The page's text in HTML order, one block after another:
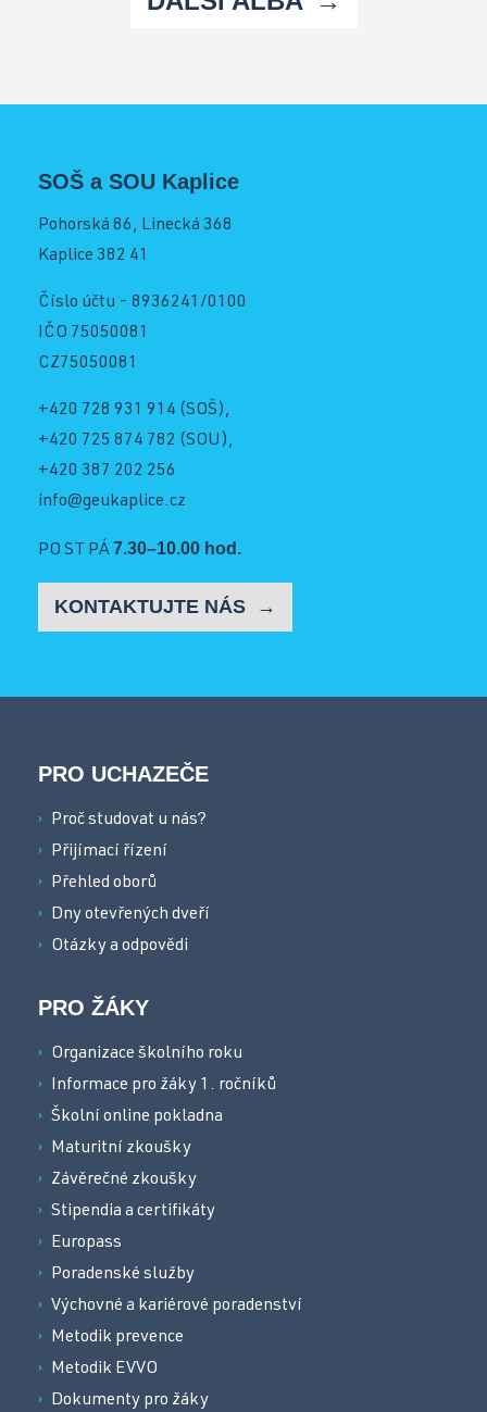
SOŠ a SOU Kaplice
Pohorská 86, Linecká 368
Kaplice 382 41
Číslo účtu - 8936241/0100
IČO 75050081
CZ75050081
+420 728 931 914 (SOŠ),
+420 725 874 782 (SOU),
+420 387 202 256
info@geukaplice.cz
PO ST PÁ7.30–10.00 hod.
KONTAKTUJTE NÁS
PRO UCHAZEČE
Proč studovat u nás?
Přijímací řízení
Přehled oborů
Dny otevřených dveří
Otázky a odpovědi
PRO ŽÁKY
Organizace školního roku
Informace pro žáky 1. ročníků
Školní online pokladna
Maturitní zkoušky
Závěrečné zkoušky
Stipendia a certifikáty
Europass
Poradenské služby
Výchovné a kariérové poradenství
Metodik prevence
Metodik EVVO
Dokumenty pro žáky